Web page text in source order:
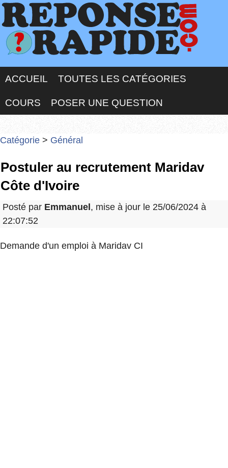
ACCUEIL TOUTES LES CATÉGORIES
COURS POSER UNE QUESTION
Catégorie > Général
Postuler au recrutement Maridav
Côte d'Ivoire
Posté par Emmanuel , mise à jour le 25/06/2024 à
22:07:52
Demande d'un emploi à Maridav CI